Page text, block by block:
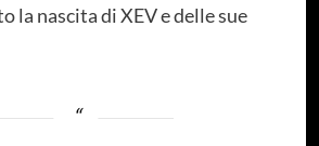
la nascita di XEV e delle sue